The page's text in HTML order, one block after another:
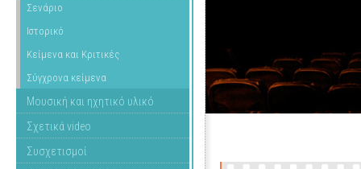
Σενάριο
Ιστορικό
Κείμενα και Κριτικές
Σύγχρονα κείμενα
Μουσική και ηχητικό υλικό
Σχετικά video
Συσχετισμοί